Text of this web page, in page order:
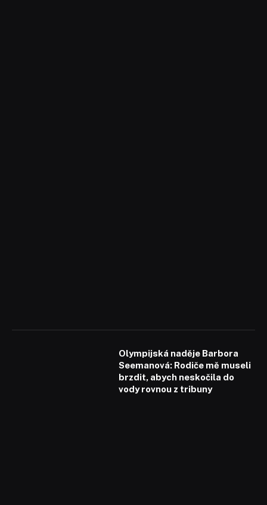
Olympijská naděje Barbora
Seemanová: Rodiče mě museli
brzdit, abych neskočila do
vody rovnou z tribuny